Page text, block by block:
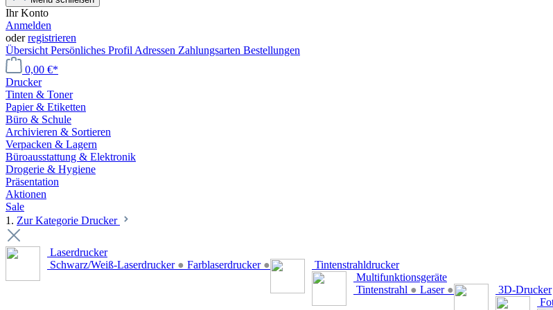
Ihr Konto
Anmelden
oderregistrieren
Übersicht Persönliches Profil Adressen Zahlungsarten Bestellungen
0,00 €*
Drucker
Tinten & Toner
Papier & Etiketten
Büro & Schule
Archivieren & Sortieren
Verpacken & Lagern
Büroausstattung & Elektronik
Drogerie & Hygiene
Präsentation
Aktionen
Sale
1. Zur Kategorie Drucker
Laserdrucker
Schwarz/Weiß-Laserdrucker ● Farblaserdrucker ●
Tintenstrahldrucker
Multifunktionsgeräte
Tintenstrahl ● Laser ●
3D-Drucker